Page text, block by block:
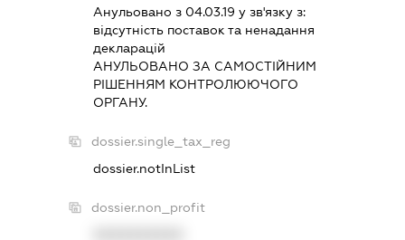
Анульовано з 04.03.19 у зв'язку з:
вiдсутнiсть поставок та ненадання
декларацiй
АНУЛЬОВАНО ЗА САМОСТIЙНИМ
РIШЕННЯМ КОНТРОЛЮЮЧОГО
ОРГАНУ.
dossier.single_tax_reg
dossier.notInList
dossier.non_profit